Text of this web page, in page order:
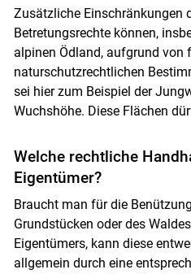
Zusätzliche Einschränkungen
Betretungsrechte können,
alpinen Ödland, aufgrund von
naturschutzrechtlichen
sei hier zum Beispiel der
Wuchshöhe. Diese Flächen
Welche rechtliche
Eigentümer?
Braucht man für die
Grundstücken oder des
Eigentümers, kann diese
allgemein durch eine